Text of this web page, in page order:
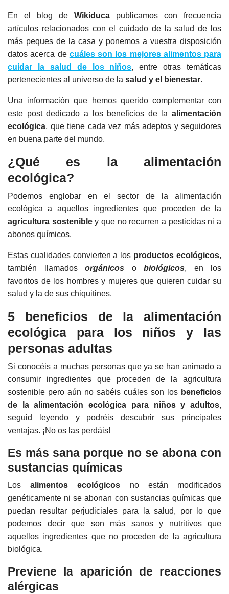
En el blog de Wikiduca publicamos con frecuencia
artículos relacionados con el cuidado de la salud de los
más peques de la casa y ponemos a vuestra disposición
datos acerca de cuáles son los mejores alimentos para
cuidar la salud de los niños, entre otras temáticas
pertenecientes al universo de la salud y el bienestar.
Una información que hemos querido complementar con
este post dedicado a los beneficios de la alimentación
ecológica, que tiene cada vez más adeptos y seguidores
en buena parte del mundo.
¿Qué es la alimentación
ecológica?
Podemos englobar en el sector de la alimentación
ecológica a aquellos ingredientes que proceden de la
agricultura sostenibley que no recurren a pesticidas ni a
abonos químicos.
Estas cualidades convierten a los productos ecológicos,
también llamados orgánicos o biológicos, en los
favoritos de los hombres y mujeres que quieren cuidar su
salud y la de sus chiquitines.
5 beneficios de la alimentación
ecológica para los niños y las
personas adultas
Si conocéis a muchas personas que ya se han animado a
consumir ingredientes que proceden de la agricultura
sostenible pero aún no sabéis cuáles son los beneficios
de la alimentación ecológica para niños y adultos,
seguid leyendo y podréis descubrir sus principales
ventajas. ¡No os las perdáis!
Es más sana porque no se abona con
sustancias químicas
Losalimentos ecológicos no están modificados
genéticamente ni se abonan con sustancias químicas que
puedan resultar perjudiciales para la salud, por lo que
podemos decir que son más sanos y nutritivos que
aquellos ingredientes que no proceden de la agricultura
biológica.
Previene la aparición de reacciones
alérgicas